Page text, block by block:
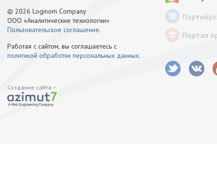
© 2026 Loginom Company
ООО «Аналитические технологии»
Пользовательское соглашение.
Работая с сайтом, вы соглашаетесь с
политикой обработки персональных данных.
Создание сайта —
Портал